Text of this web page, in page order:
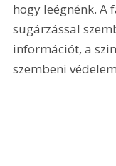
hogy leégnénk. A
sugárzással
információt, a
szembeni